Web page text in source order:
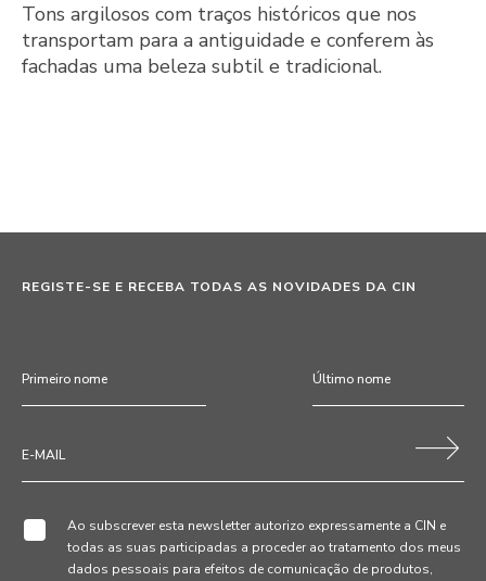
Tons argilosos com traços históricos que nos
transportam para a antiguidade e conferem às
fachadas uma beleza subtil e tradicional.
REGISTE-SE E RECEBA TODAS AS NOVIDADES DA CIN
Ao subscrever esta newsletter autorizo expressamente a CIN e
todas as suas participadas a proceder ao tratamento dos meus
dados pessoais para efeitos de comunicação de produtos,